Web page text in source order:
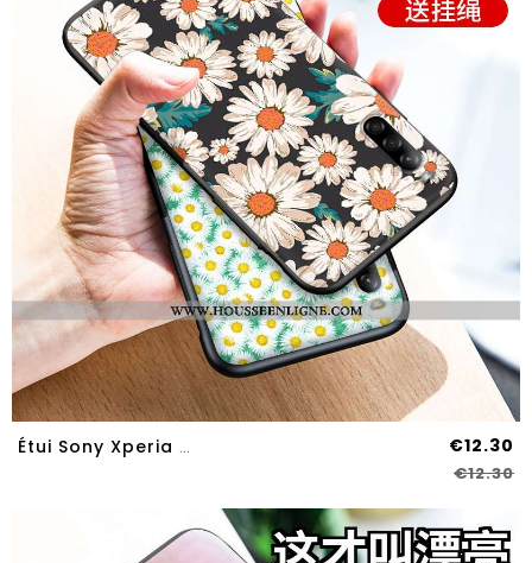
Étui Sony Xperia L4 Protection Personnalité Silicone Incassable Créatif Tout Compris Verte €12.30
€12.30